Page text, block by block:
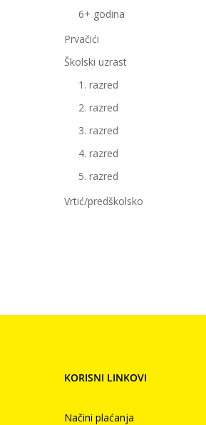
6+ godina
Prvačići
Školski uzrast
1. razred
2. razred
3. razred
4. razred
5. razred
Vrtić/predškolsko
KORISNI LINKOVI
Načini plaćanja